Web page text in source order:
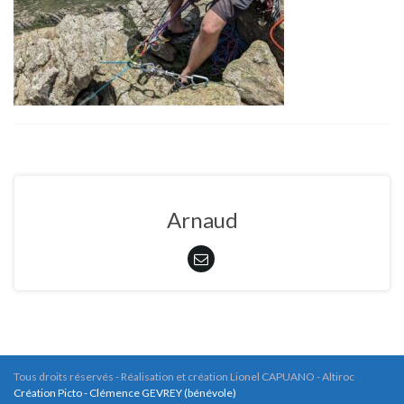
Arnaud
Tous droits réservés - Réalisation et création Lionel CAPUANO - Altiroc
Création Picto - Clémence GEVREY (bénévole)